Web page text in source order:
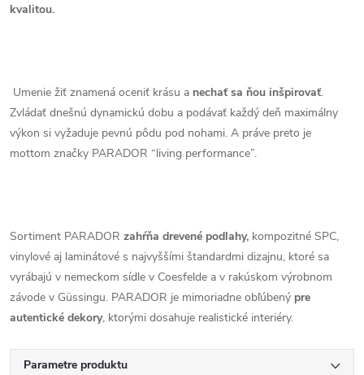
kvalitou.
Umenie žiť znamená oceniť krásu a nechať sa ňou inšpirovať.
Zvládať dnešnú dynamickú dobu a podávať každý deň maximálny
výkon si vyžaduje pevnú pôdu pod nohami. A práve preto je
mottom značky PARADOR “living performance”.
Sortiment PARADOR zahŕňa drevené podlahy, kompozitné SPC,
vinylové aj laminátové s najvyššími štandardmi dizajnu, ktoré sa
vyrábajú v nemeckom sídle v Coesfelde a v rakúskom výrobnom
závode v Güssingu. PARADOR je mimoriadne obľúbený pre
autentické dekory, ktorými dosahuje realistické interiéry.
Parametre produktu